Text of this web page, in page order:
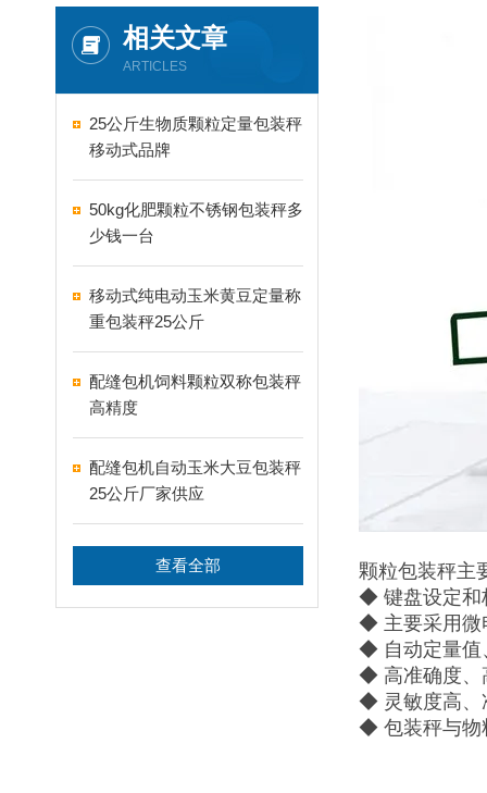
相关文章
ARTICLES
25公斤生物质颗粒定量包装秤
移动式品牌
50kg化肥颗粒不锈钢包装秤多
少钱一台
移动式纯电动玉米黄豆定量称
重包装秤25公斤
配缝包机饲料颗粒双称包装秤
高精度
配缝包机自动玉米大豆包装秤
25公斤厂家供应
查看全部
颗粒包装秤主
◆ 键盘设定和
◆ 主要采用微
◆ 自动定量值
◆ 高准确度、
◆ 灵敏度高、
◆ 包装秤与物